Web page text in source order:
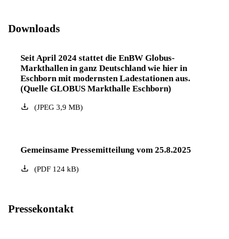
Downloads
Seit April 2024 stattet die EnBW Globus-
Markthallen in ganz Deutschland wie hier in
Eschborn mit modernsten Ladestationen aus.
(Quelle GLOBUS Markthalle Eschborn)
(JPEG3,9 MB)
Gemeinsame Pressemitteilung vom 25.8.2025
(PDF124 kB)
Pressekontakt